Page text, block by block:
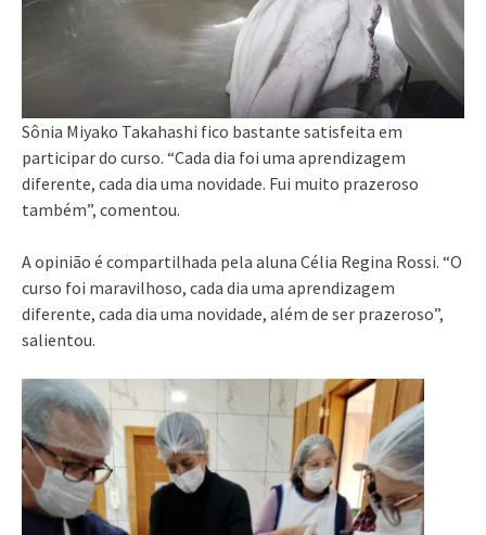
Sônia Miyako Takahashi fico bastante satisfeita em
participar do curso. “Cada dia foi uma aprendizagem
diferente, cada dia uma novidade. Fui muito prazeroso
também”, comentou.
A opinião é compartilhada pela aluna Célia Regina Rossi. “O
curso foi maravilhoso, cada dia uma aprendizagem
diferente, cada dia uma novidade, além de ser prazeroso”,
salientou.